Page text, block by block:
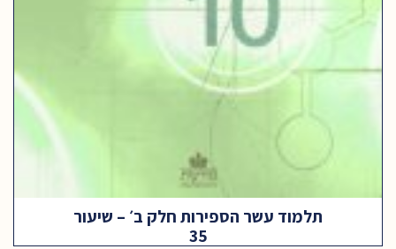
תלמוד עשר הספירות חלק ב׳ – שיעור
35